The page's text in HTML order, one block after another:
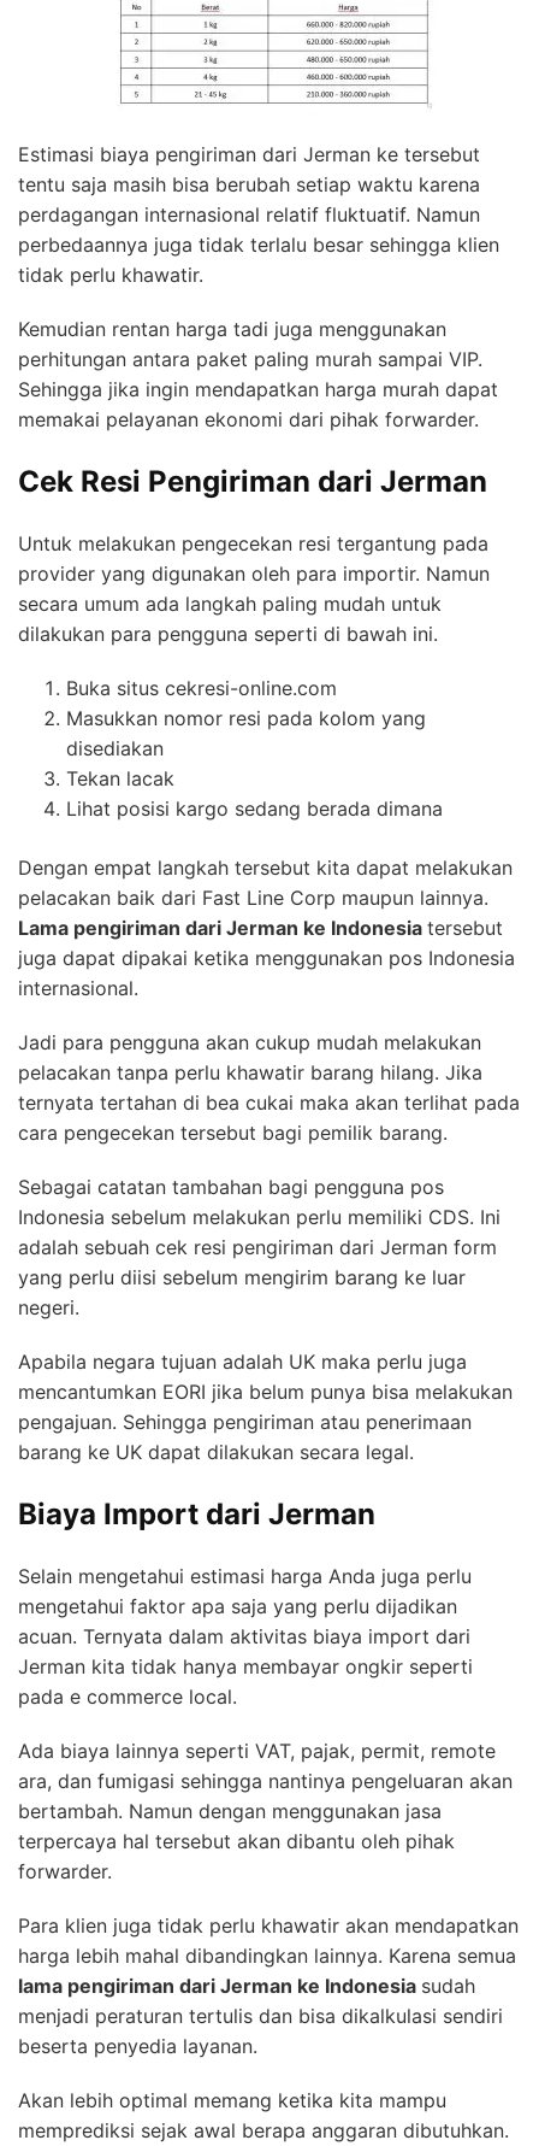
Estimasi biaya pengiriman dari Jerman ke tersebut
tentu saja masih bisa berubah setiap waktu karena
perdagangan internasional relatif fluktuatif. Namun
perbedaannya juga tidak terlalu besar sehingga klien
tidak perlu khawatir.
Kemudian rentan harga tadi juga menggunakan
perhitungan antara paket paling murah sampai VIP.
Sehingga jika ingin mendapatkan harga murah dapat
memakai pelayanan ekonomi dari pihak forwarder.
Cek Resi Pengiriman dari Jerman
Untuk melakukan pengecekan resi tergantung pada
provider yang digunakan oleh para importir. Namun
secara umum ada langkah paling mudah untuk
dilakukan para pengguna seperti di bawah ini.
Buka situs cekresi-online.com
Masukkan nomor resi pada kolom yang
disediakan
Tekan lacak
Lihat posisi kargo sedang berada dimana
Dengan empat langkah tersebut kita dapat melakukan
pelacakan baik dari Fast Line Corp maupun lainnya.
Lama pengiriman dari Jerman ke Indonesia tersebut
juga dapat dipakai ketika menggunakan pos Indonesia
internasional.
Jadi para pengguna akan cukup mudah melakukan
pelacakan tanpa perlu khawatir barang hilang. Jika
ternyata tertahan di bea cukai maka akan terlihat pada
cara pengecekan tersebut bagi pemilik barang.
Sebagai catatan tambahan bagi pengguna pos
Indonesia sebelum melakukan perlu memiliki CDS. Ini
adalah sebuah cek resi pengiriman dari Jerman form
yang perlu diisi sebelum mengirim barang ke luar
negeri.
Apabila negara tujuan adalah UK maka perlu juga
mencantumkan EORI jika belum punya bisa melakukan
pengajuan. Sehingga pengiriman atau penerimaan
barang ke UK dapat dilakukan secara legal.
Biaya Import dari Jerman
Selain mengetahui estimasi harga Anda juga perlu
mengetahui faktor apa saja yang perlu dijadikan
acuan. Ternyata dalam aktivitas biaya import dari
Jerman kita tidak hanya membayar ongkir seperti
pada e commerce local.
Ada biaya lainnya seperti VAT, pajak, permit, remote
ara, dan fumigasi sehingga nantinya pengeluaran akan
bertambah. Namun dengan menggunakan jasa
terpercaya hal tersebut akan dibantu oleh pihak
forwarder.
Para klien juga tidak perlu khawatir akan mendapatkan
harga lebih mahal dibandingkan lainnya. Karena semua
lama pengiriman dari Jerman ke Indonesia sudah
menjadi peraturan tertulis dan bisa dikalkulasi sendiri
beserta penyedia layanan.
Akan lebih optimal memang ketika kita mampu
memprediksi sejak awal berapa anggaran dibutuhkan.